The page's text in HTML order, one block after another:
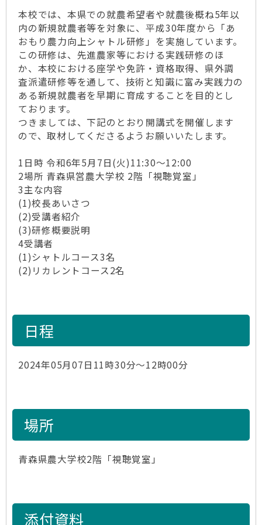
本校では、本県での就農希望者や就農後概ね5年以
内の新規就農者等を対象に、平成30年度から「あ
おもり農力向上シャトル研修」を実施しています。
この研修は、先進農家等における実践研修のほ
か、本校における座学や免許・資格取得、県外調
査派遣研修等を通して、技術と知識に富み実践力の
ある新規就農者を早期に育成することを目的とし
ております。
つきましては、下記のとおり開講式を開催します
ので、取材してくださるようお願いいたします。
1日時 令和6年5月7日(火)11:30～12:00
2場所 青森県営農大学校 2階「視聴覚室」
3主な内容
(1)校長あいさつ
(2)受講者紹介
(3)研修概要説明
4受講者
(1)シャトルコース3名
(2)リカレントコース2名
日程
2024年05月07日11時30分～12時00分
場所
青森県農大学校2階「視聴覚室」
添付資料